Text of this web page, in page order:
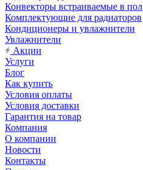
Конвекторы встраиваемые в пол
Комплектующие для радиаторов
Кондиционеры и увлажнители
Увлажнители
Акции
Услуги
Блог
Как купить
Условия оплаты
Условия доставки
Гарантия на товар
Компания
О компании
Новости
Контакты